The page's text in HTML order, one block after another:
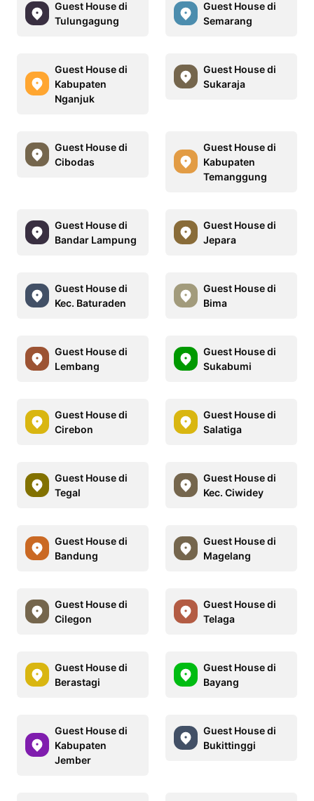
Guest House di
Tulungagung
Guest House di
Semarang
Guest House di
Kabupaten
Nganjuk
Guest House di
Sukaraja
Guest House di
Cibodas
Guest House di
Kabupaten
Temanggung
Guest House di
Bandar Lampung
Guest House di
Jepara
Guest House di
Kec. Baturaden
Guest House di
Bima
Guest House di
Lembang
Guest House di
Sukabumi
Guest House di
Cirebon
Guest House di
Salatiga
Guest House di
Tegal
Guest House di
Kec. Ciwidey
Guest House di
Bandung
Guest House di
Magelang
Guest House di
Cilegon
Guest House di
Telaga
Guest House di
Berastagi
Guest House di
Bayang
Guest House di
Kabupaten
Jember
Guest House di
Bukittinggi